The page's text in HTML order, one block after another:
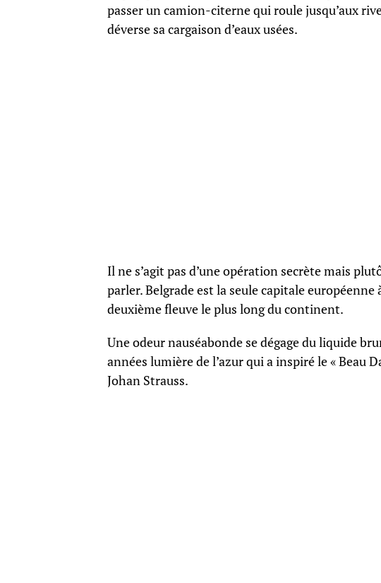
passer un camion-citerne qui roule jusqu’aux
déverse sa cargaison d’eaux usées.
Il ne s’agit pas d’une opération secrète mais
parler. Belgrade est la seule capitale
deuxième fleuve le plus long du continent.
Une odeur nauséabonde se dégage du liquide
années lumière de l’azur qui a inspiré le « Beau
Johan Strauss.